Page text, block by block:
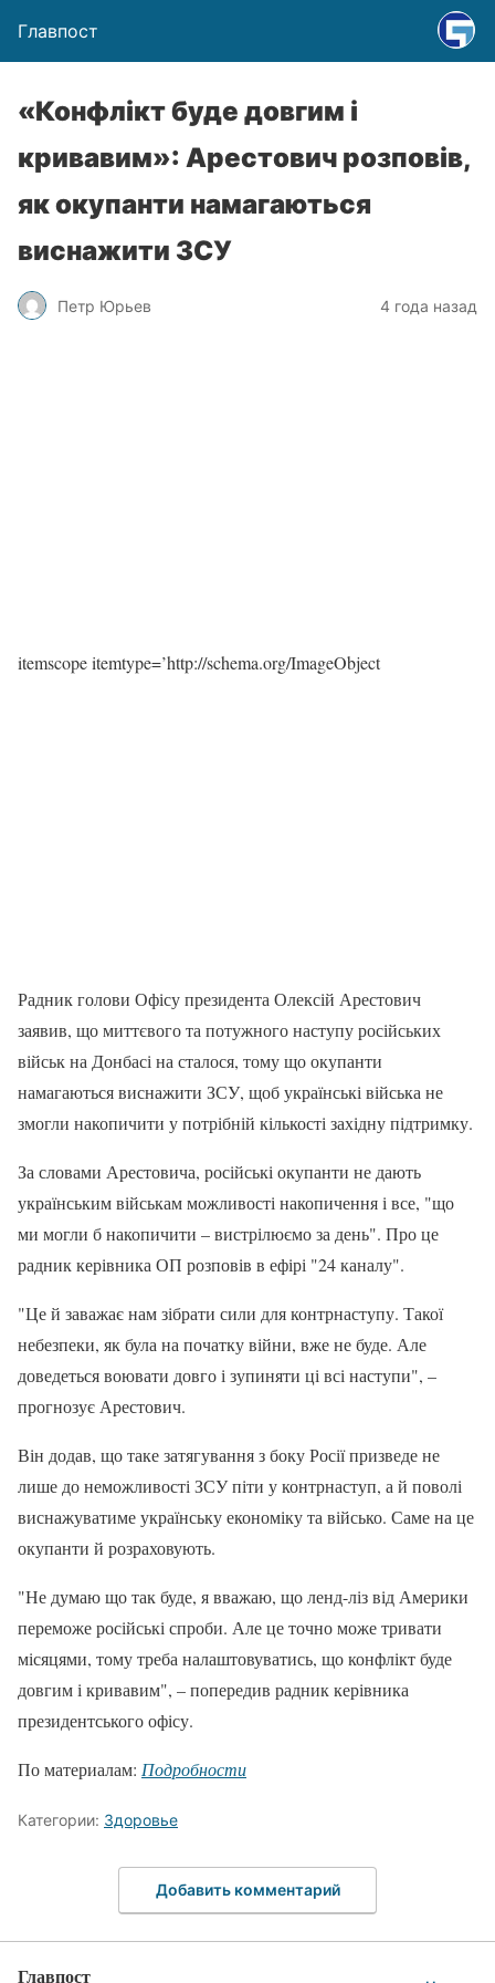
Главпост
«Конфлікт буде довгим і
кривавим»: Арестович розповів,
як окупанти намагаються
виснажити ЗСУ
Петр Юрьев 4 года назад
itemscope itemtype=’http://schema.org/ImageObject
Радник голови Офісу президента Олексій Арестович
заявив, що миттєвого та потужного наступу російських
військ на Донбасі на сталося, тому що окупанти
намагаються виснажити ЗСУ, щоб українські війська не
змогли накопичити у потрібній кількості західну підтримку.
За словами Арестовича, російські окупанти не дають
українським військам можливості накопичення і все, "що
ми могли б накопичити – вистрілюємо за день". Про це
радник керівника ОП розповів в ефірі "24 каналу".
"Це й заважає нам зібрати сили для контрнаступу. Такої
небезпеки, як була на початку війни, вже не буде. Але
доведеться воювати довго і зупиняти ці всі наступи", –
прогнозує Арестович.
Він додав, що таке затягування з боку Росії призведе не
лише до неможливості ЗСУ піти у контрнаступ, а й поволі
виснажуватиме українську економіку та військо. Саме на це
окупанти й розраховують.
"Не думаю що так буде, я вважаю, що ленд-ліз від Америки
переможе російські спроби. Але це точно може тривати
місяцями, тому треба налаштовуватись, що конфлікт буде
довгим і кривавим", – попередив радник керівника
президентського офісу.
По материалам: Подробности
Категории: Здоровье
Добавить комментарий
Главпост